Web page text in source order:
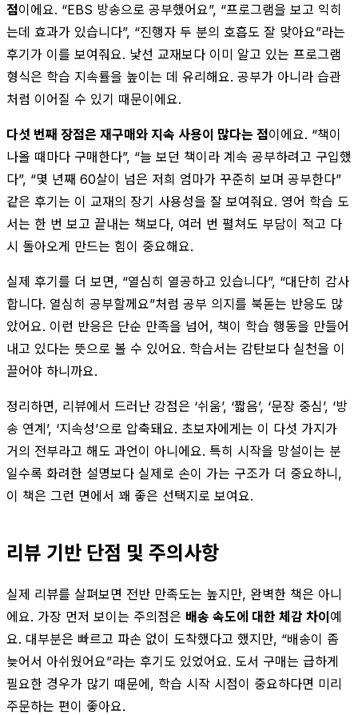
점이에요. “EBS 방송으로 공부했어요”, “프로그램을 보고 익히
는데 효과가 있습니다”, “진행자 두 분의 호흡도 잘 맞아요”라는
후기가 이를 보여줘요. 낯선 교재보다 이미 알고 있는 프로그램
형식은 학습 지속률을 높이는 데 유리해요. 공부가 아니라 습관
처럼 이어질 수 있기 때문이에요.
다섯 번째 장점은 재구매와 지속 사용이 많다는 점이에요. “책이
나올 때마다 구매한다”, “늘 보던 책이라 계속 공부하려고 구입했
다”, “몇 년째 60살이 넘은 저희 엄마가 꾸준히 보며 공부한다”
같은 후기는 이 교재의 장기 사용성을 잘 보여줘요. 영어 학습 도
서는 한 번 보고 끝내는 책보다, 여러 번 펼쳐도 부담이 적고 다
시 돌아오게 만드는 힘이 중요해요.
실제 후기를 더 보면, “열심히 열공하고 있습니다”, “대단히 감사
합니다. 열심히 공부할께요”처럼 공부 의지를 북돋는 반응도 많
았어요. 이런 반응은 단순 만족을 넘어, 책이 학습 행동을 만들어
내고 있다는 뜻으로 볼 수 있어요. 학습서는 감탄보다 실천을 이
끌어야 하니까요.
정리하면, 리뷰에서 드러난 강점은 ‘쉬움’, ‘짧음’, ‘문장 중심’, ‘방
송 연계’, ‘지속성’으로 압축돼요. 초보자에게는 이 다섯 가지가
거의 전부라고 해도 과언이 아니에요. 특히 시작을 망설이는 분
일수록 화려한 설명보다 실제로 손이 가는 구조가 더 중요하니,
이 책은 그런 면에서 꽤 좋은 선택지로 보여요.
리뷰 기반 단점 및 주의사항
실제 리뷰를 살펴보면 전반 만족도는 높지만, 완벽한 책은 아니
에요. 가장 먼저 보이는 주의점은 배송 속도에 대한 체감 차이예
요. 대부분은 빠르고 파손 없이 도착했다고 했지만, “배송이 좀
늦어서 아쉬웠어요”라는 후기도 있었어요. 도서 구매는 급하게
필요한 경우가 많기 때문에, 학습 시작 시점이 중요하다면 미리
주문하는 편이 좋아요.